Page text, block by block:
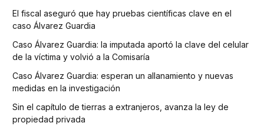
El fiscal aseguró que hay pruebas científicas clave en el
caso Álvarez Guardia
Caso Álvarez Guardia: la imputada aportó la clave del celular
de la víctima y volvió a la Comisaría
Caso Álvarez Guardia: esperan un allanamiento y nuevas
medidas en la investigación
Sin el capítulo de tierras a extranjeros, avanza la ley de
propiedad privada